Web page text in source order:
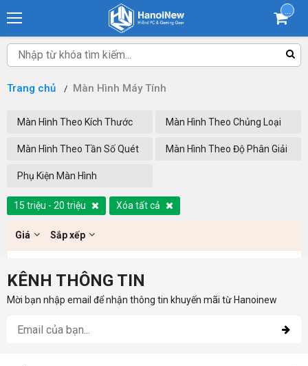
Trang chủ Màn Hình Máy Tính
Màn Hình Theo Kích Thước Màn Hình Theo Chủng Loại
Màn Hình Theo Tần Số Quét Màn Hình Theo Độ Phân Giải
Phụ Kiện Màn Hình
15 triệu - 20 triệu Xóa tất cả
Giá Sắp xếp
KÊNH THÔNG TIN
Mời bạn nhập email để nhận thông tin khuyến mãi từ Hanoinew